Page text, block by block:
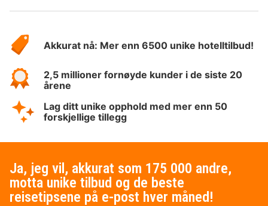
Hotelspecials
Akkurat nå: Mer enn 6500 unike hotelltilbud!
2,5 millioner fornøyde kunder i de siste 20
årene
Lag ditt unike opphold med mer enn 50
forskjellige tillegg
Ja, jeg vil, akkurat som 175 000 andre,
motta unike tilbud og de beste
reisetipsene på e-post hver måned!